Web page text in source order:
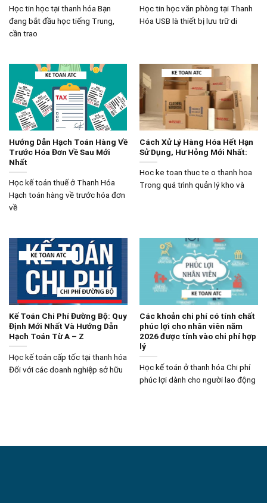
Học tin học tại thanh hóa Bạn
đang bắt đầu học tiếng Trung,
cần trao
Học tin học văn phòng tại Thanh
Hóa USB là thiết bị lưu trữ di
Hướng Dẫn Hạch Toán Hàng Về
Trước Hóa Đơn Về Sau Mới
Nhất
Học kế toán thuế ở Thanh Hóa
Hạch toán hàng về trước hóa đơn
về
Cách Xử Lý Hàng Hóa Hết Hạn
Sử Dụng, Hư Hỏng Mới Nhất:
Hoc ke toan thuc te o thanh hoa
Trong quá trình quản lý kho và
Kế Toán Chi Phí Đường Bộ: Quy
Định Mới Nhất Và Hướng Dẫn
Hạch Toán Từ A – Z
Học kế toán cấp tốc tại thanh hóa
Đối với các doanh nghiệp sở hữu
Các khoản chi phí có tính chất
phúc lợi cho nhân viên năm
2026 được tính vào chi phí hợp
lý
Học kế toán ở thanh hóa Chi phí
phúc lợi dành cho người lao động